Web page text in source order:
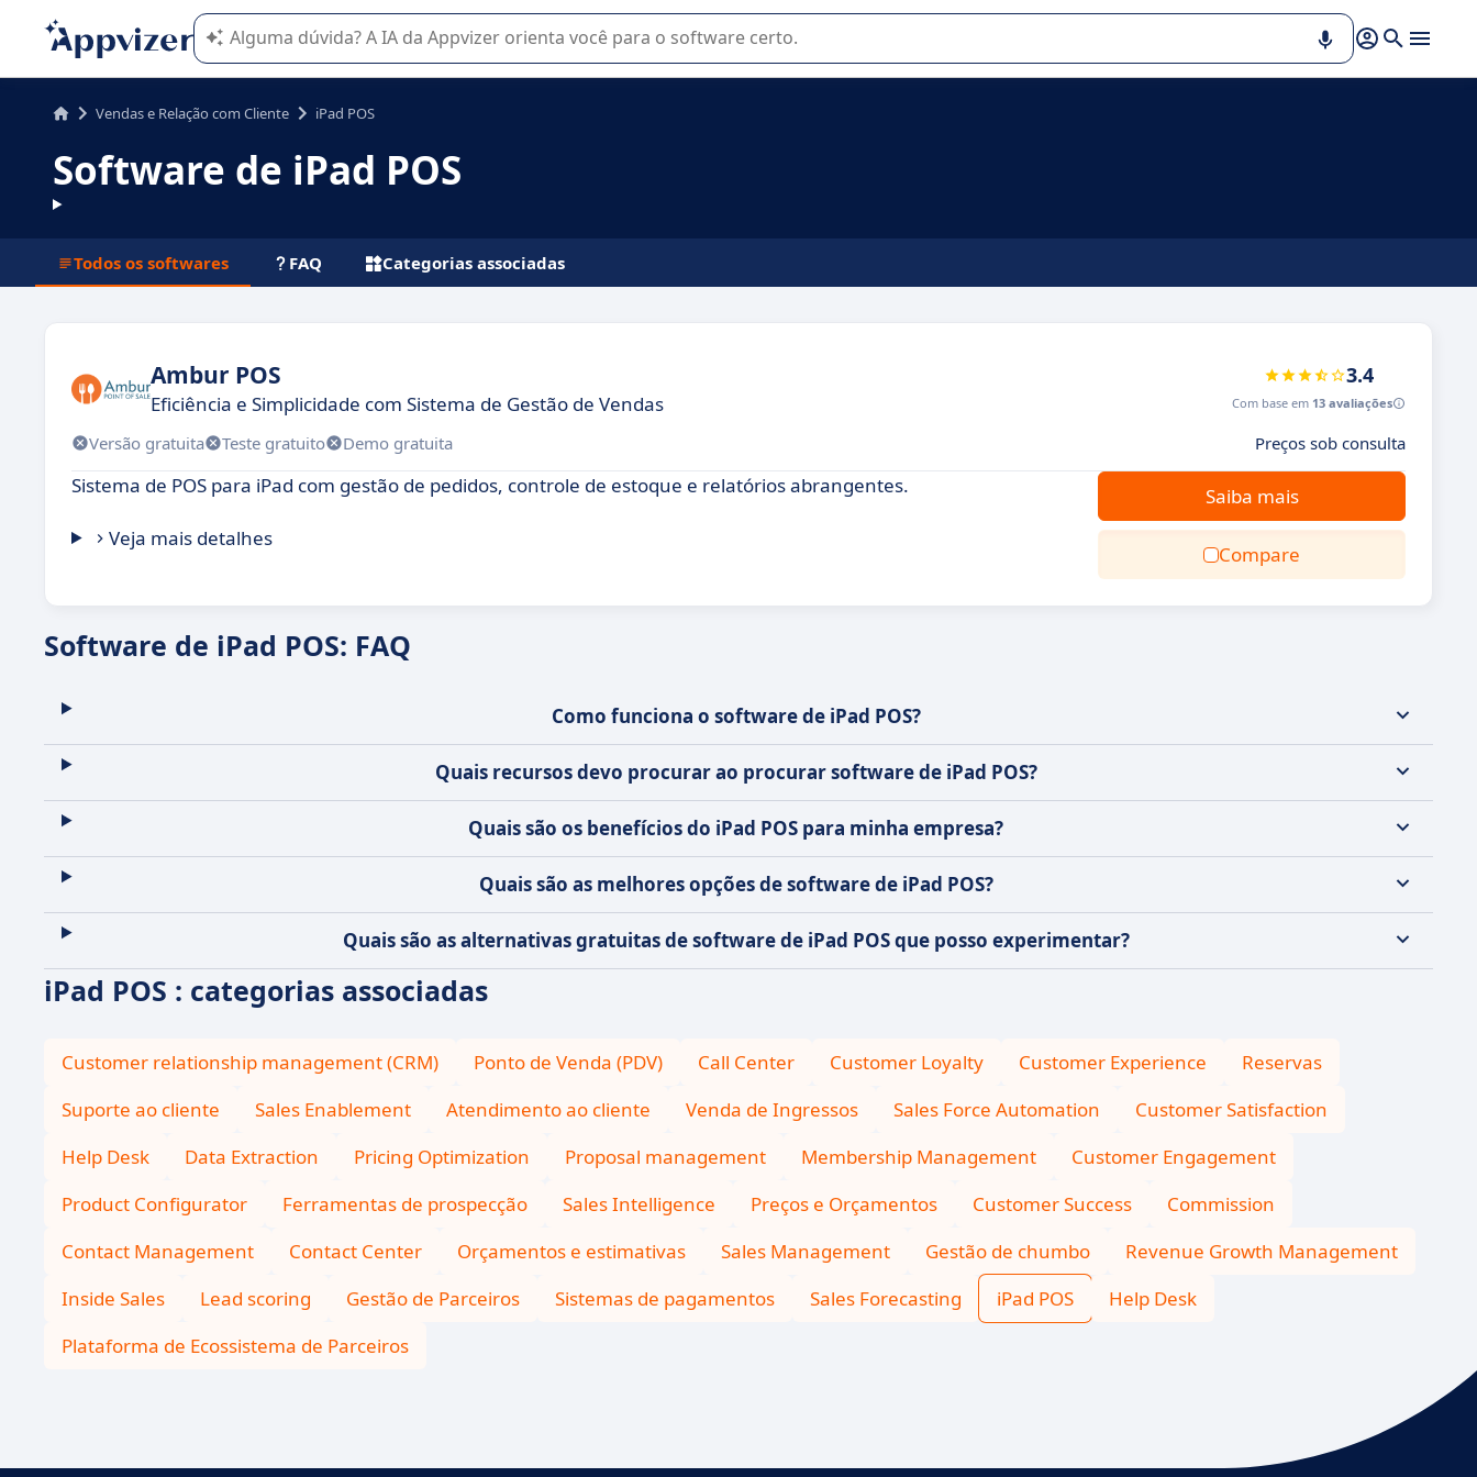
A IA do Appvizer o orienta no uso ou na seleção de software SaaS para sua empresa.
Vendas e Relação com Cliente iPad POS
Software de iPad POS
Todos os softwares FAQ Categorias associadas
Ambur POS
Eficiência e Simplicidade com Sistema de Gestão de Vendas
3.4
Com base em 13 avaliações
Versão gratuita Teste gratuito Demo gratuita Preços sob consulta
Sistema de POS para iPad com gestão de pedidos, controle de estoque e relatórios abrangentes.
Veja mais detalhes
Saiba mais
Compare
Software de iPad POS: FAQ
Como funciona o software de iPad POS?
Quais recursos devo procurar ao procurar software de iPad POS?
Quais são os benefícios do iPad POS para minha empresa?
Quais são as melhores opções de software de iPad POS?
Quais são as alternativas gratuitas de software de iPad POS que posso experimentar?
iPad POS : categorias associadas
Customer relationship management (CRM) Ponto de Venda (PDV) Call Center Customer Loyalty Customer Experience
Reservas
Suporte ao cliente
Sales Enablement Atendimento ao cliente Venda de Ingressos Sales Force Automation
Customer Satisfaction
Help Desk
Data Extraction Pricing Optimization Proposal management Membership Management
Customer Engagement
Product Configurator
Ferramentas de prospecção Sales Intelligence Preços e Orçamentos Customer Success
Commission
Contact Management
Contact Center Orçamentos e estimativas Sales Management Gestão de chumbo
Revenue Growth Management
Inside Sales
Lead scoring Gestão de Parceiros Sistemas de pagamentos Sales Forecasting iPad POS
Help Desk
Plataforma de Ecossistema de Parceiros